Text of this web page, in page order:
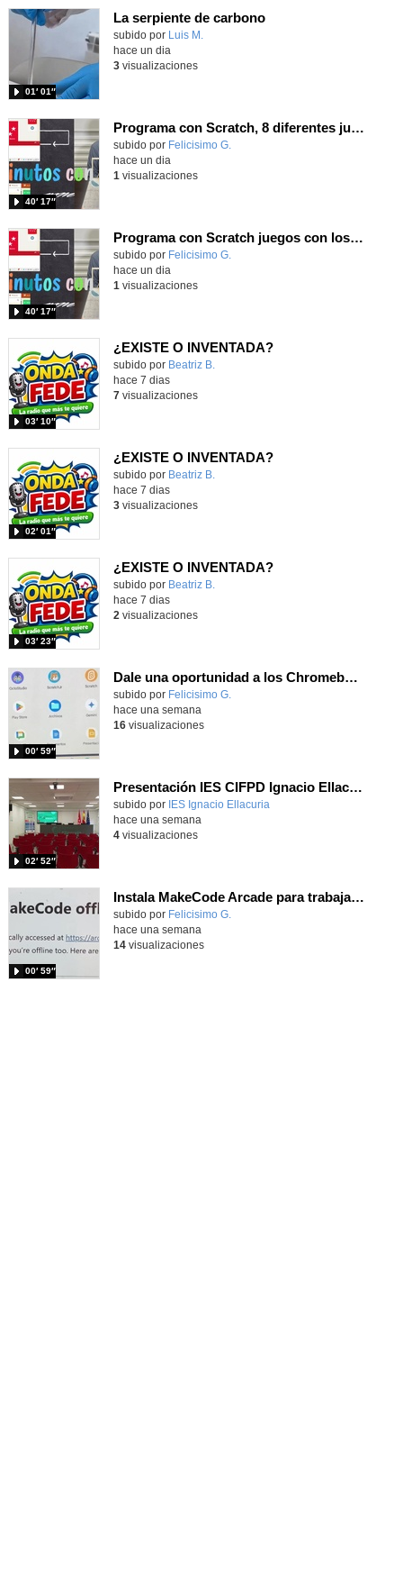
La serpiente de carbono
Contenido educativo.
subido por Luis M.
01′ 01″
hace un dia
3visualizaciones
Programa con Scratch, 8 diferentes juegos para vivir la emoción de los partidos de España en el mundial 2026
Contenido educativo.
subido por Felicisimo G.
40′ 17″
hace un dia
1 visualizaciones
Programa con Scratch juegos con los partidos del mundial 2026 ganados por España
Contenido educativo.
subido por Felicisimo G.
40′ 17″
hace un dia
1 visualizaciones
¿EXISTE O INVENTADA?
Contenido educativo.
subido por Beatriz B.
03′ 10″
hace 7 dias
7visualizaciones
¿EXISTE O INVENTADA?
Contenido educativo.
subido por Beatriz B.
02′ 01″
hace 7 dias
3visualizaciones
¿EXISTE O INVENTADA?
Contenido educativo.
subido por Beatriz B.
03′ 23″
hace 7 dias
2 visualizaciones
Dale una oportunidad a los Chromebooks y utiliza un proyector para realizar talleres si no tienes pantallas táctiles
Contenido educativo.
subido por Felicisimo G.
00′ 59″
hace una semana
16visualizaciones
Presentación IES CIFPD Ignacio Ellacuría
Contenido educativo.
subido por IES Ignacio Ellacuria
02′ 52″
hace una semana
4visualizaciones
Instala MakeCode Arcade para trabajar offline en tu tablet, ordenador, Chromebook
Contenido educativo.
subido por Felicisimo G.
00′ 59″
hace una semana
14visualizaciones